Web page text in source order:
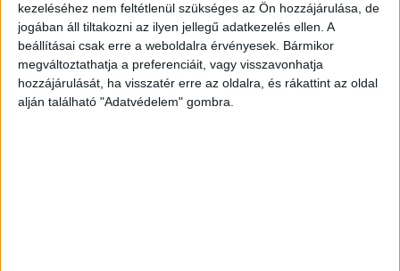
kezeléséhez nem feltétlenül szükséges az Ön hozzájárulása, de
jogában áll tiltakozni az ilyen jellegű adatkezelés ellen. A
beállításai csak erre a weboldalra érvényesek. Bármikor
megváltoztathatja a preferenciáit, vagy visszavonhatja
hozzájárulását, ha visszatér erre az oldalra, és rákattint az oldal
alján található "Adatvédelem" gombra.
megválasztott pátyi önkormányzati képviselő a
közösségi oldalán megjelent írása sokaknál
kiverte a biztosítékot. Így fogalmaz: “Itt az ideje,
hogy mi reformátusok kiálljunk Balog Zoltán